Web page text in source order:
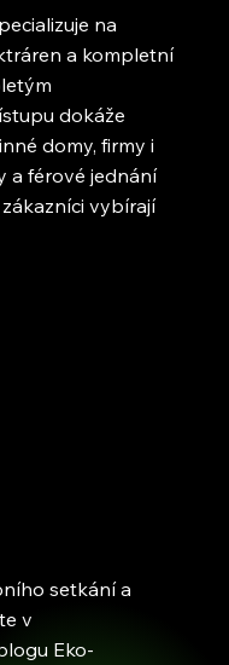
na
a kompletní
dokáže
domy, firmy i
a férové jednání
vybírají
setkání a
v
Eko-